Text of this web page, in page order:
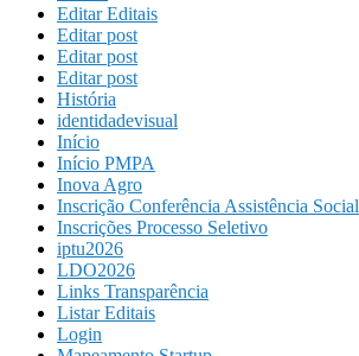
Editar Editais
Editar post
Editar post
Editar post
História
identidadevisual
Início
Início PMPA
Inova Agro
Inscrição Conferência Assistência Social
Inscrições Processo Seletivo
iptu2026
LDO2026
Links Transparência
Listar Editais
Login